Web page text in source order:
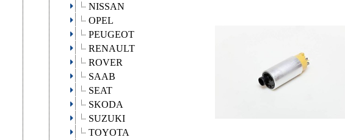
NISSAN
OPEL
PEUGEOT
RENAULT
ROVER
SAAB
SEAT
SKODA
SUZUKI
TOYOTA